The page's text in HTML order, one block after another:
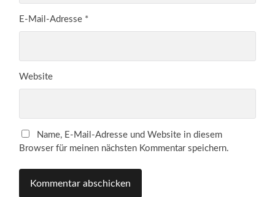
E-Mail-Adresse *
Website
Name, E-Mail-Adresse und Website in diesem
Browser für meinen nächsten Kommentar speichern.